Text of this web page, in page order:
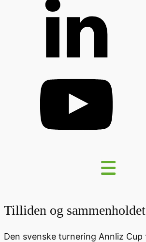
Tilliden og
Den svenske turnering Annliz Cup